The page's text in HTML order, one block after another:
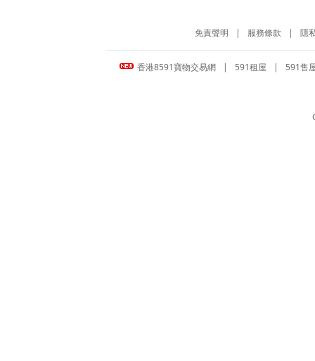
免責聲明 | 服務條款 | 隱
香港8591寶物交易網 | 591租屋 | 591售